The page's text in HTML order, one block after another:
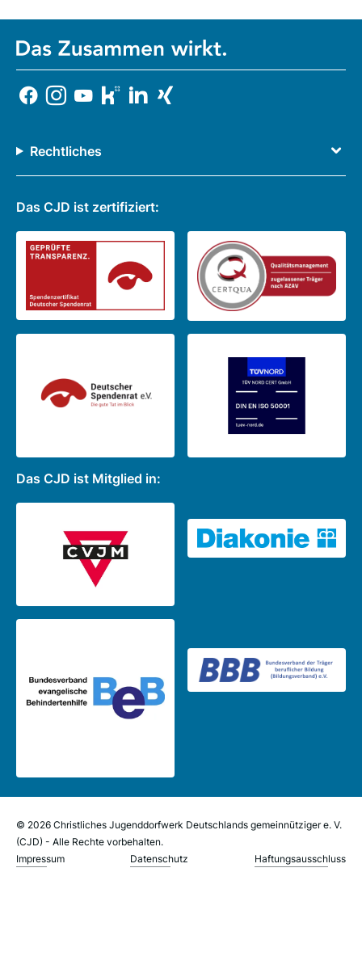
Rechtliches
Das CJD ist zertifiziert:
Das CJD ist Mitglied in:
© 2026 Christliches Jugenddorfwerk Deutschlands gemeinnütziger e. V.
(CJD) - Alle Rechte vorbehalten.
Impressum
Datenschutz Haftungsausschluss